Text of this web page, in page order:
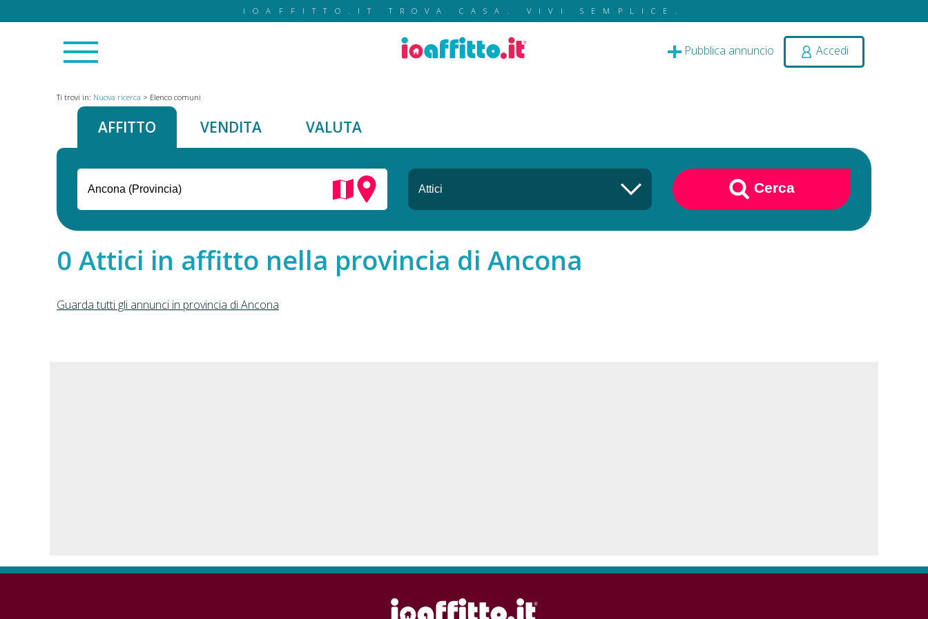
IOAFFITTO.IT TROVA CASA. VIVI SEMPLICE.
Pubblica annuncio Accedi
Ti trovi in: Nuova ricerca > Elenco comuni
AFFITTO VENDITA VALUTA
Cerca
Attici in affitto nella provincia di Ancona
Guarda tutti gli annunci in provincia di Ancona